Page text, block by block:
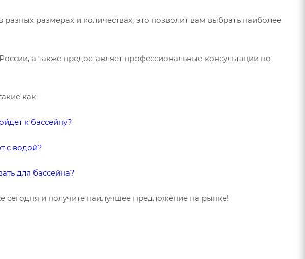
размерах и количествах, это позволит вам выбрать наиболее
а также предоставляет профессиональные консультации по
как:
к бассейну?
с водой?
для бассейна?
сегодня и получите наилучшее предложение на рынке!